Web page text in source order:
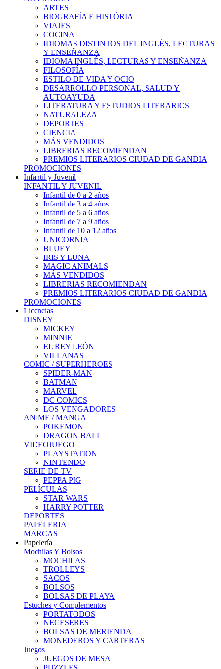
ARTES
BIOGRAFÍA E HISTÓRIA
VIAJES
COCINA
IDIOMAS DISTINTOS DEL INGLÉS, LECTURAS
Y ENSEÑANZA
IDIOMA INGLÉS, LECTURAS Y ENSEÑANZA
FILOSOFÍA
ESTILO DE VIDA Y OCIO
DESARROLLO PERSONAL, SALUD Y
AUTOAYUDA
LITERATURA Y ESTUDIOS LITERARIOS
NATURALEZA
DEPORTES
CIENCIA
MÁS VENDIDOS
LIBRERIAS RECOMIENDAN
PREMIOS LITERARIOS CIUDAD DE GANDIA
PROMOCIONES
Infantil y Juvenil
INFANTIL Y JUVENIL
Infantil de 0 a 2 años
Infantil de 3 a 4 años
Infantil de 5 a 6 años
Infantil de 7 a 9 años
Infantil de 10 a 12 años
UNICORNIA
BLUEY
IRIS Y LUNA
MAGIC ANIMALS
MÁS VENDIDOS
LIBRERIAS RECOMIENDAN
PREMIOS LITERARIOS CIUDAD DE GANDIA
PROMOCIONES
Licencias
DISNEY
MICKEY
MINNIE
EL REY LEÓN
VILLANAS
COMIC / SUPERHEROES
SPIDER-MAN
BATMAN
MARVEL
DC COMICS
LOS VENGADORES
ANIME / MANGA
POKEMON
DRAGON BALL
VIDEOJUEGO
PLAYSTATION
NINTENDO
SERIE DE TV
PEPPA PIG
PELÍCULAS
STAR WARS
HARRY POTTER
DEPORTES
PAPELERIA
MARCAS
Papelería
Mochilas Y Bolsos
MOCHILAS
TROLLEYS
SACOS
BOLSOS
BOLSAS DE PLAYA
Estuches y Complementos
PORTATODOS
NECESERES
BOLSAS DE MERIENDA
MONEDEROS Y CARTERAS
Juegos
JUEGOS DE MESA
PUZZLES